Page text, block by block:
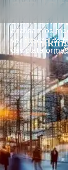
Explore a
analisam os
verificação de
das